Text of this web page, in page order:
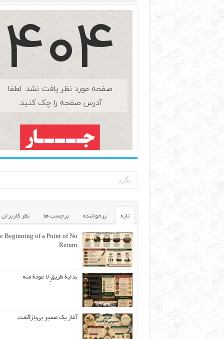
تازه پرخواننده برچسب ها نظر کاربران
Beginning of a Point of No
Return
بداية طريقٍ لا عودة منه
آغاز یک مسیر بی‌بازگشت